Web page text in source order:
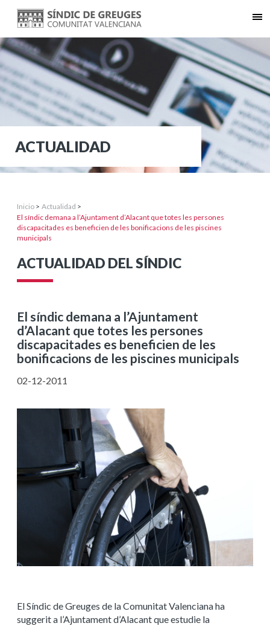
ACTUALIDAD
Inicio > Actualidad >
El síndic demana a l’Ajuntament d’Alacant que totes les persones
discapacitades es beneficien de les bonificacions de les piscines
municipals
ACTUALIDAD DEL SÍNDIC
El síndic demana a l’Ajuntament
d’Alacant que totes les persones
discapacitades es beneficien de les
bonificacions de les piscines municipals
02-12-2011
El Síndic de Greuges de la Comunitat Valenciana ha
suggerit a l’Ajuntament d’Alacant que estudie la